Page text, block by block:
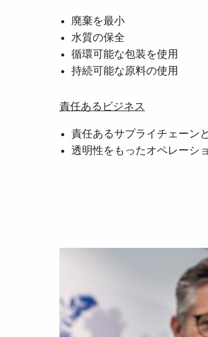
廃棄を最小
水質の保全
循環可能な包装を使用
持続可能な原料の使用
責任あるビジネス
責任あるサプライチェーン
透明性をもったオペレーシ